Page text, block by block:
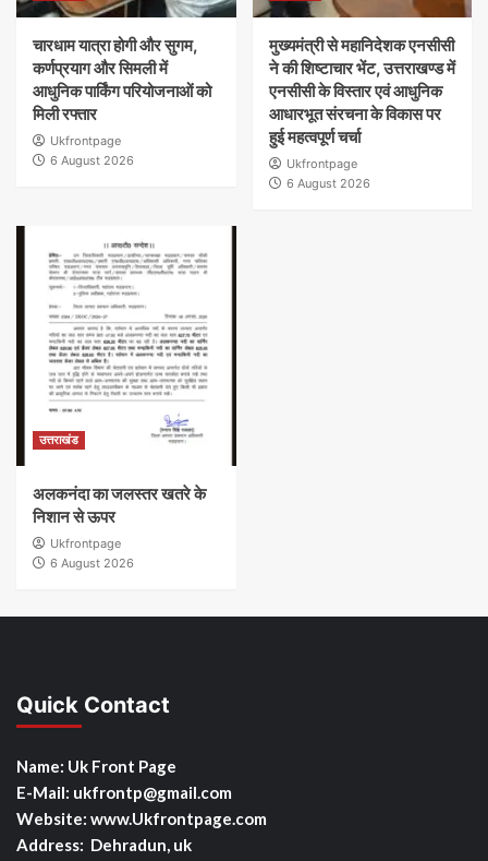
चारधाम यात्रा होगी और सुगम,
कर्णप्रयाग और सिमली में
आधुनिक पार्किंग परियोजनाओं को
मिली रफ्तार
Ukfrontpage
6 August 2026
मुख्यमंत्री से महानिदेशक एनसीसी
ने की शिष्टाचार भेंट, उत्तराखण्ड में
एनसीसी के विस्तार एवं आधुनिक
आधारभूत संरचना के विकास पर
हुई महत्वपूर्ण चर्चा
Ukfrontpage
6 August 2026
उत्तराखंड
अलकनंदा का जलस्तर खतरे के
निशान से ऊपर
Ukfrontpage
6 August 2026
Quick Contact
Name: Uk Front Page
E-Mail: ukfrontp@gmail.com
Website: www.Ukfrontpage.com
Address: Dehradun, uk